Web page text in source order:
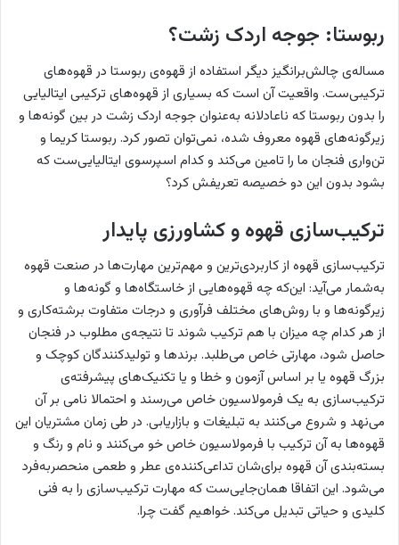
ربوستا: جوجه اردک زشت؟
مساله‌ی چالش‌برانگیز دیگر استفاده از قهوه‌ی ربوستا در قهوه‌های
ترکیبی‌ست. واقعیت آن است که بسیاری از قهوه‌های ترکیبی ایتالیایی
را بدون ربوستا که ناعادلانه به‌عنوان جوجه اردک زشت در بین گونه‌ها و
زیرگونه‌های قهوه معروف شده، نمی‌توان تصور کرد. ربوستا کریما و
تن‌واری فنجان ما را تامین می‌کند و کدام اسپرسوی ایتالیایی‌ست که
بشود بدون این دو خصیصه تعریفش کرد؟
ترکیب‌سازی قهوه و کشاورزی پایدار
ترکیب‌سازی قهوه از کاربردی‌ترین و مهم‌ترین مهارت‌ها در صنعت قهوه
به‌شمار می‌آید: این‌که چه قهوه‌هایی از خاستگاه‌ها و گونه‌ها و
زیرگونه‌ها و با روش‌های مختلف فرآوری و درجات متفاوت برشته‌‌کاری و
از هر کدام چه میزان با هم ترکیب شوند تا نتیجه‌ی مطلوب در فنجان
حاصل شود، مهارتی خاص می‌طلبد. برندها و تولیدکنندگان کوچک و
بزرگ قهوه یا بر اساس آزمون و خطا و یا تکنیک‌های پیشرفته‌ی
ترکیب‌سازی به یک فرمولاسیون خاص می‌رسند و احتمالا نامی بر آن
می‌نهد و شروع می‌کنند به تبلیغات و بازاریابی. در طی زمان مشتریان این
قهوه‌ها به آن ترکیب با فرمولاسیون خاص خو می‌کنند و نام و رنگ و
بسته‌بندی آن قهوه برای‌شان تداعی‌کننده‌ی عطر و طعمی منحصربه‌فرد
می‌شود. این اتفاقا همان‌جایی‌ست که مهارت ترکیب‌سازی را به فنی
کلیدی و حیاتی تبدیل می‌کند. خواهیم گفت چرا.